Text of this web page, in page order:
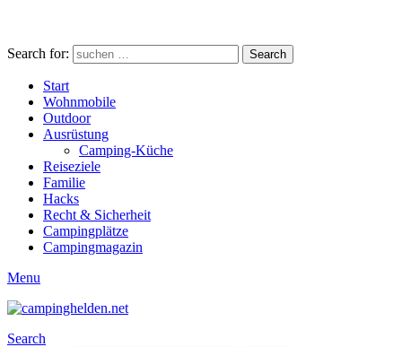
Search for: Search
Start
Wohnmobile
Outdoor
Ausrüstung
Camping-Küche
Reiseziele
Familie
Hacks
Recht & Sicherheit
Campingplätze
Campingmagazin
Menu
Search